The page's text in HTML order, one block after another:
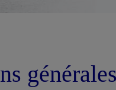
générales